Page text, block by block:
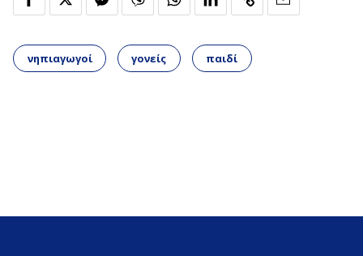
νηπιαγωγοί γονείς παιδί